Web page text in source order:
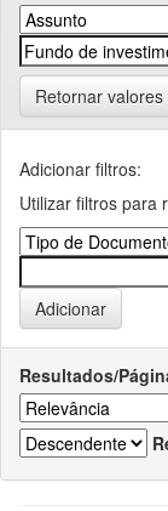
Retornar valores
Adicionar filtros:
Utilizar filtros para
Resultados/